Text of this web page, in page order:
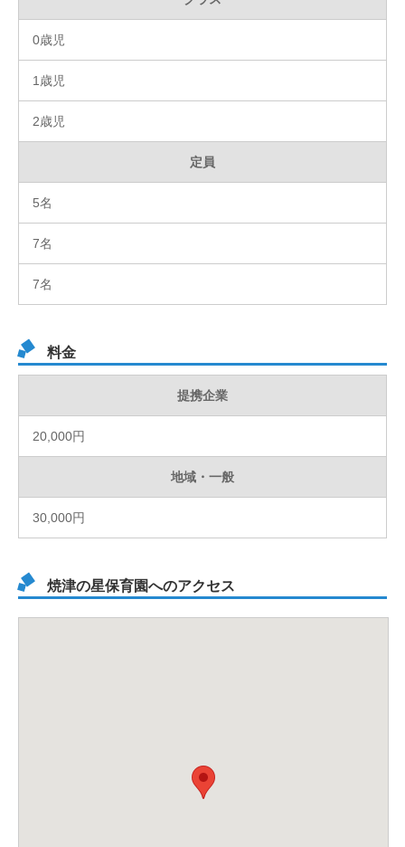
0歳児
1歳児
2歳児
定員
5名
7名
7名
料金
提携企業
20,000円
地域・一般
30,000円
焼津の星保育園へのアクセス